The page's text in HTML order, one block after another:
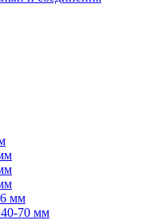
мм
70 мм